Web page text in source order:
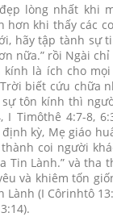
lòng nhất khi
hơn khi thấy các
hãy tập tành sự
nữa.” rồi Ngài
là ích cho
biết cứu chữa
tôn kính thì
Timôthê 4:7-8,
kỳ, Mẹ giáo
coi người
Lành.” và tha
và khiêm tốn
(I Côrinhtô